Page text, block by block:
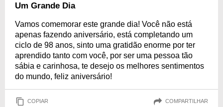
Um Grande Dia
Vamos comemorar este grande dia! Você não está
apenas fazendo aniversário, está completando um
ciclo de 98 anos, sinto uma gratidão enorme por ter
aprendido tanto com você, por ser uma pessoa tão
sábia e carinhosa, te desejo os melhores sentimentos
do mundo, feliz aniversário!
COPIAR COMPARTILHAR